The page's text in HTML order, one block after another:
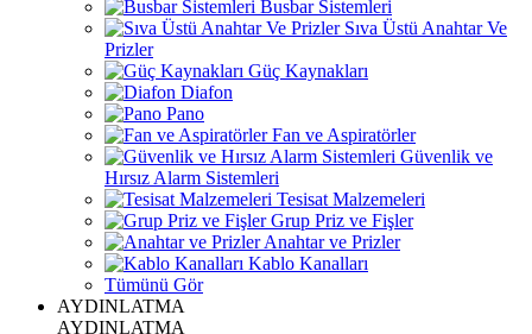
Busbar Sistemleri
Sıva Üstü Anahtar Ve
Prizler
Güç Kaynakları
Diafon
Pano
Fan ve Aspiratörler
Güvenlik ve
Hırsız Alarm Sistemleri
Tesisat Malzemeleri
Grup Priz ve Fişler
Anahtar ve Prizler
Kablo Kanalları
Tümünü Gör
AYDINLATMA
AYDINLATMA